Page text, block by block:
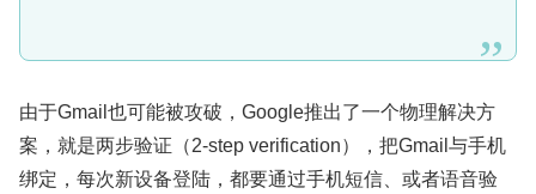
由于Gmail也可能被攻破，Google推出了一个物理解决方
案，就是两步验证（2-step verification），把Gmail与手机
绑定，每次新设备登陆，都要通过手机短信、或者语音验